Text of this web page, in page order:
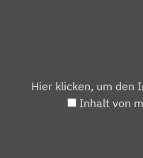
Hier klicken, um den
Inhalt von